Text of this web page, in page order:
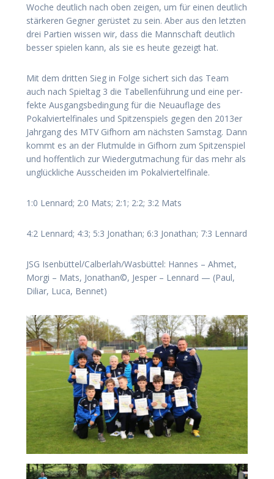
Woche deut­lich nach oben zei­gen, um für einen deut­lich
stär­ke­ren Geg­ner gerüs­tet zu sein. Aber aus den letz­ten
drei Par­tien wis­sen wir, dass die Mann­schaft deut­lich
bes­ser spie­len kann, als sie es heu­te gezeigt hat.
Mit dem drit­ten Sieg in Fol­ge sichert sich das Team
auch nach Spiel­tag 3 die Tabel­len­füh­rung und eine per­
fek­te Aus­gangs­be­din­gung für die Neu­auf­la­ge des
Pokal­vier­tel­fi­na­les und Spit­zen­spiels gegen den 2013er
Jahr­gang des MTV Gif­horn am nächs­ten Sams­tag. Dann
kommt es an der Flut­mul­de in Gif­horn zum Spit­zen­spiel
und hof­fent­lich zur Wie­der­gut­ma­chung für das mehr als
unglück­li­che Aus­schei­den im Pokalviertelfinale.
1:0 Len­nard; 2:0 Mats; 2:1; 2:2; 3:2 Mats
4:2 Len­nard; 4:3; 5:3 Jona­than; 6:3 Jona­than; 7:3 Lennard
JSG Isenbüttel/​Calberlah/​Wasbüttel: Han­nes – Ahmet,
Mor­gi – Mats, Jona­than©, Jes­per – Len­nard — (Paul,
Dili­ar, Luca, Bennet)